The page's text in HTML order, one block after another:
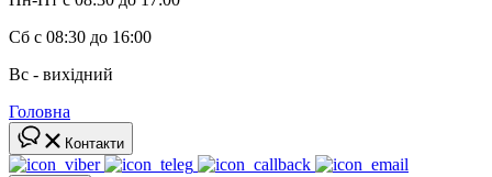
Сб с 08:30 до 16:00
Вс - вихідний
Головна
Контакти